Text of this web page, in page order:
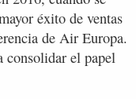
éxito de ventas
de Air Europa.
consolidar el papel